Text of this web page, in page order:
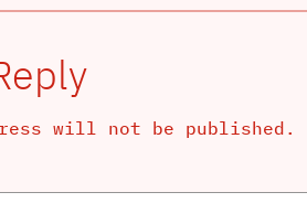
will not be published.